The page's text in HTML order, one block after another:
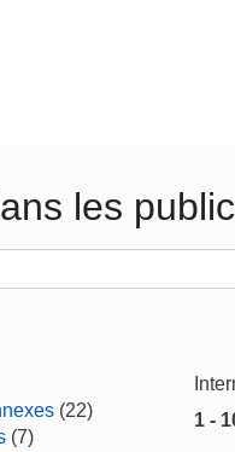
les
(22)
(7)
1 -